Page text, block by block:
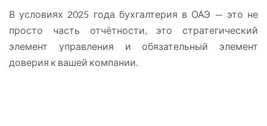
В условиях 2025 года бухгалтерия в ОАЭ — это не
просто часть отчётности, это стратегический
элемент управления и обязательный элемент
доверия к вашей компании.